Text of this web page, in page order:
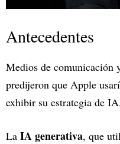
Antecedentes
Medios de comunicación
predijeron que Apple
exhibir su estrategia de IA.
La IA generativa, que